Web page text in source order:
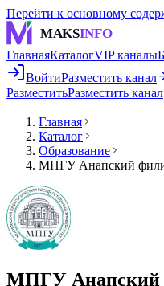
Перейти к основному
MAKSINFO
ГлавнаяКаталогVIP каналы
ВойтиРазместить канал
РазместитьРазместить канал
Главная
Каталог
Образование
МПГУ Анапский
МПГУ Анапский